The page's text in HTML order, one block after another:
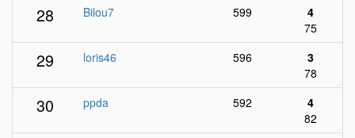
28 Bilou7 599
4
75
29 loris46 596
3
78
30 ppda 592
4
82